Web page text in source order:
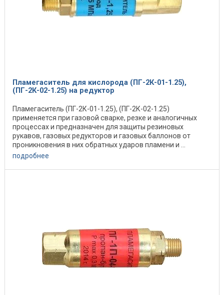
Пламегаситель для кислорода (ПГ-2К-01-1.25),
(ПГ-2К-02-1.25) на редуктор
Пламегаситель (ПГ-2К-01-1.25), (ПГ-2К-02-1.25)
применяется при газовой сварке, резке и аналогичных
процессах и предназначен для защиты резиновых
рукавов, газовых редукторов и газовых баллонов от
проникновения в них обратных ударов пламени и ...
подробнее